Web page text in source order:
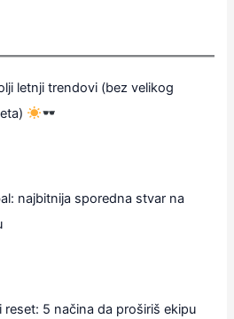
letnji trendovi (bez velikog
najbitnija sporedna stvar na
reset: 5 načina da proširiš ekipu